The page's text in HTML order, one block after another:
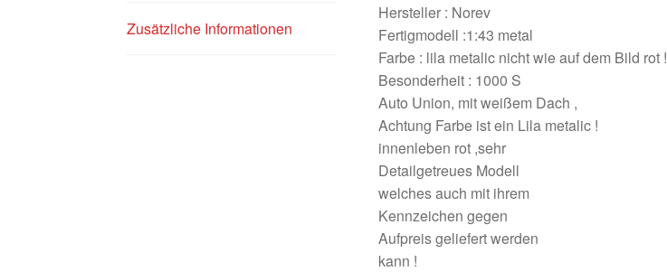
Zusätzliche Informationen
Hersteller : Norev
Fertigmodell :1:43 metal
Farbe : lila metalic nicht wie auf dem Bild rot !
Besonderheit : 1000 S
Auto Union, mit weißem Dach ,
Achtung Farbe ist ein Lila metalic !
innenleben rot ,sehr
Detailgetreues Modell
welches auch mit ihrem
Kennzeichen gegen
Aufpreis geliefert werden
kann !